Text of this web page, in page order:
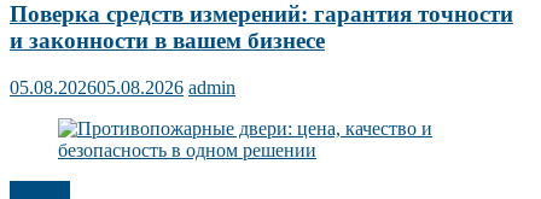
Поверка средств измерений: гарантия точности
и законности в вашем бизнесе
05.08.202605.08.2026 admin